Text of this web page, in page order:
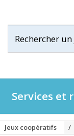
Services et
Jeux coopératifs